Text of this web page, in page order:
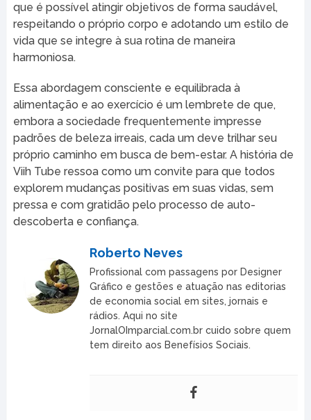
que é possível atingir objetivos de forma saudável,
respeitando o próprio corpo e adotando um estilo de
vida que se integre à sua rotina de maneira
harmoniosa.
Essa abordagem consciente e equilibrada à
alimentação e ao exercício é um lembrete de que,
embora a sociedade frequentemente impresse
padrões de beleza irreais, cada um deve trilhar seu
próprio caminho em busca de bem-estar. A história de
Viih Tube ressoa como um convite para que todos
explorem mudanças positivas em suas vidas, sem
pressa e com gratidão pelo processo de auto-
descoberta e confiança.
Roberto Neves
Profissional com passagens por Designer
Gráfico e gestões e atuação nas editorias
de economia social em sites, jornais e
rádios. Aqui no site
JornalOImparcial.com.br cuido sobre quem
tem direito aos Benefísios Sociais.